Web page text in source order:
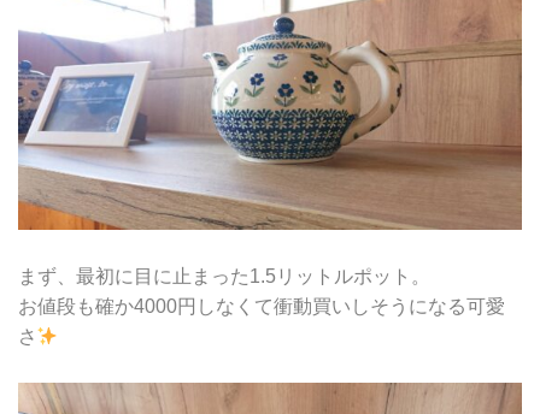
まず、最初に目に止まった1.5リットルポット。
お値段も確か4000円しなくて衝動買いしそうになる可愛
さ